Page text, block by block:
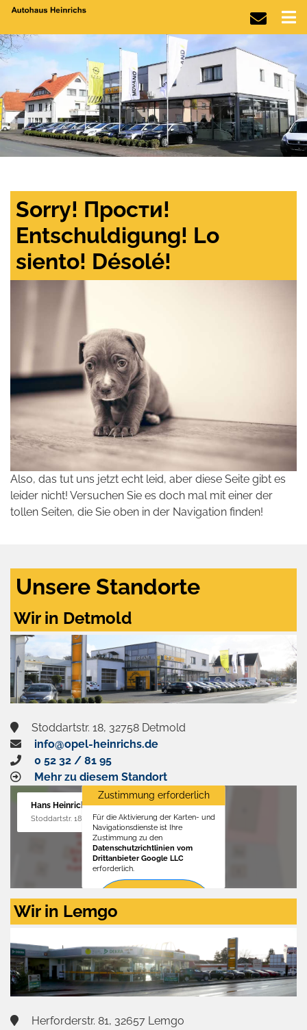
Sorry! Прости!
Entschuldigung! Lo
siento! Désolé!
Also, das tut uns jetzt echt leid, aber diese Seite gibt es
leider nicht! Versuchen Sie es doch mal mit einer der
tollen Seiten, die Sie oben in der Navigation finden!
Unsere Standorte
Wir in Detmold
Stoddartstr. 18, 32758 Detmold
info@opel-heinrichs.de
0 52 32 / 81 95
Mehr zu diesem Standort
Hans Heinrichs GmbH
Stoddartstr. 18, 32758 Detmold
Zustimmung erforderlich
Für die Aktivierung der Karten- und
Navigationsdienste ist Ihre
Zustimmung zu den
Datenschutzrichtlinien vom
Drittanbieter Google LLC
erforderlich.
Zustimmen
aktivieren
Wir in Lemgo
Herforderstr. 81, 32657 Lemgo